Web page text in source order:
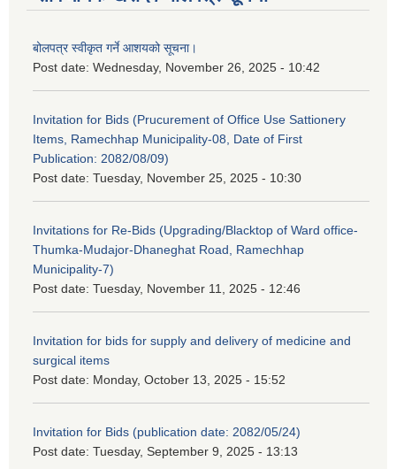
बोलपत्र स्वीकृत गर्ने आशयको सूचना।
Post date: Wednesday, November 26, 2025 - 10:42
Invitation for Bids (Prucurement of Office Use Sattionery
Items, Ramechhap Municipality-08, Date of First
Publication: 2082/08/09)
Post date: Tuesday, November 25, 2025 - 10:30
Invitations for Re-Bids (Upgrading/Blacktop of Ward office-
Thumka-Mudajor-Dhaneghat Road, Ramechhap
Municipality-7)
Post date: Tuesday, November 11, 2025 - 12:46
Invitation for bids for supply and delivery of medicine and
surgical items
Post date: Monday, October 13, 2025 - 15:52
Invitation for Bids (publication date: 2082/05/24)
Post date: Tuesday, September 9, 2025 - 13:13